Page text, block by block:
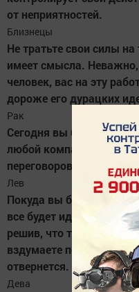
от неприятностей.
Близнецы
Не тратьте свои силы
имеет смысла.
человек, вас на эту
дороже его дурацких
Рак
Сегодня вы будете
любой компании. День
переговоров.
Лев
Покуда вы будете
все будет идти как по
решив, что теперь море
вздумаете пойти на
отвернется.
Дева